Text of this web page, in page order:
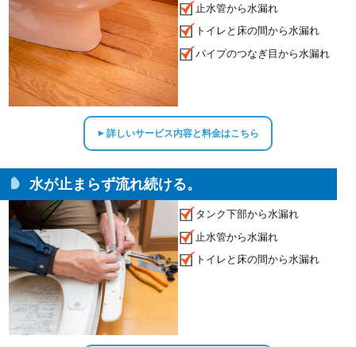
止水管から水漏れ
トイレと床の間から水漏れ
パイプのつなぎ目から水漏れ
▲詳しいサービス内容と料金はこちら
水が止まらず流れ続ける。
タンク下部から水漏れ
止水管から水漏れ
トイレと床の間から水漏れ